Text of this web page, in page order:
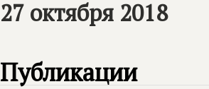
27 октября 2018
Публикации